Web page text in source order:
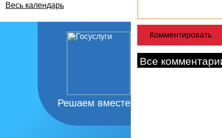
Весь календарь
Решаем вместе
Все